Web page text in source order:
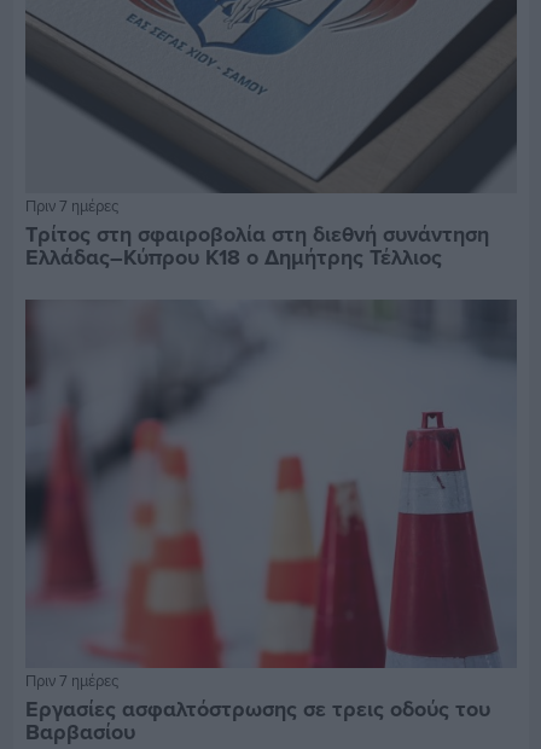
Πριν 7 ημέρες
Τρίτος στη σφαιροβολία στη διεθνή συνάντηση
Ελλάδας–Κύπρου Κ18 ο Δημήτρης Τέλλιος
Πριν 7 ημέρες
Εργασίες ασφαλτόστρωσης σε τρεις οδούς του
Βαρβασίου